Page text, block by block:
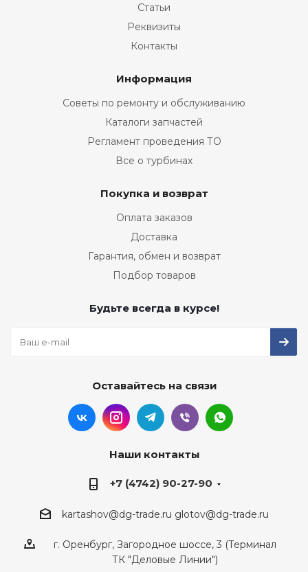
Статьи
Реквизиты
Контакты
Информация
Советы по ремонту и обслуживанию
Каталоги запчастей
Регламент проведения ТО
Все о турбинах
Покупка и возврат
Оплата заказов
Доставка
Гарантия, обмен и возврат
Подбор товаров
Будьте всегда в курсе!
Оставайтесь на связи
Наши контакты
+7 (4742) 90-27-90
kartashov@dg-trade.ru glotov@dg-trade.ru
г. Оренбург, Загородное шоссе, 3 (Терминал
ТК "Деловые Линии")